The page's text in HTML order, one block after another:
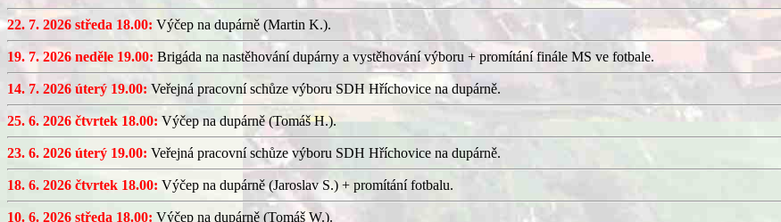
22. 7. 2026 středa 18.00: Výčep na dupárně (Martin K.).
19. 7. 2026 neděle 19.00: Brigáda na nastěhování dupárny a vystěhování výboru + promítání finále MS ve fotbale.
14. 7. 2026 úterý 19.00: Veřejná pracovní schůze výboru SDH Hříchovice na dupárně.
25. 6. 2026 čtvrtek 18.00: Výčep na dupárně (Tomáš H.).
23. 6. 2026 úterý 19.00: Veřejná pracovní schůze výboru SDH Hříchovice na dupárně.
18. 6. 2026 čtvrtek 18.00: Výčep na dupárně (Jaroslav S.) + promítání fotbalu.
10. 6. 2026 středa 18.00: Výčep na dupárně (Tomáš W.).